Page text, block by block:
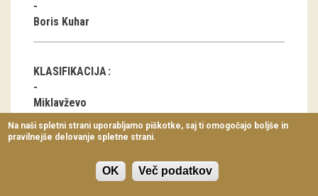
dogodki
Prireditve
Predavanja
Delavnice
Vodeni ogledi
Boris Kuhar
KLASIFIKACIJA
Miklavževo
Na naši spletni strani uporabljamo piškotke, saj ti omogočajo boljše in
pravilnejše delovanje spletne strani.
OK Več podatkov